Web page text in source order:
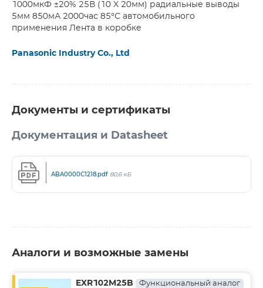
1000мкФ ±20% 25В (10 X 20мм) радиальные выводы
5мм 850мА 2000час 85°С автомобильного
применения Лента в коробке
Panasonic Industry Co., Ltd
Документы и сертификаты
Документация и Datasheet
ABA0000C1218.pdf 80,6 кБ
Аналоги и возможные замены
EXR102M25B Функциональный аналог